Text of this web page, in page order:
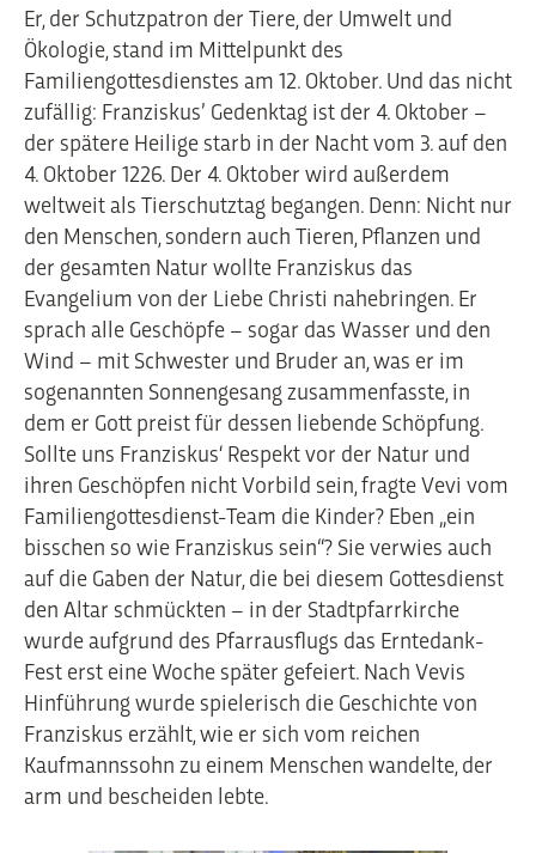
Er, der Schutzpatron der Tiere, der Umwelt und
Ökologie, stand im Mittelpunkt des
Familiengottesdienstes am 12. Oktober. Und das nicht
zufällig: Franziskus’ Gedenktag ist der 4. Oktober –
der spätere Heilige starb in der Nacht vom 3. auf den
4. Oktober 1226. Der 4. Oktober wird außerdem
weltweit als Tierschutztag begangen. Denn: Nicht nur
den Menschen, sondern auch Tieren, Pflanzen und
der gesamten Natur wollte Franziskus das
Evangelium von der Liebe Christi nahebringen. Er
sprach alle Geschöpfe – sogar das Wasser und den
Wind – mit Schwester und Bruder an, was er im
sogenannten Sonnengesang zusammenfasste, in
dem er Gott preist für dessen liebende Schöpfung.
Sollte uns Franziskus‘ Respekt vor der Natur und
ihren Geschöpfen nicht Vorbild sein, fragte Vevi vom
Familiengottesdienst-Team die Kinder? Eben „ein
bisschen so wie Franziskus sein“? Sie verwies auch
auf die Gaben der Natur, die bei diesem Gottesdienst
den Altar schmückten – in der Stadtpfarrkirche
wurde aufgrund des Pfarrausflugs das Erntedank-
Fest erst eine Woche später gefeiert. Nach Vevis
Hinführung wurde spielerisch die Geschichte von
Franziskus erzählt, wie er sich vom reichen
Kaufmannssohn zu einem Menschen wandelte, der
arm und bescheiden lebte.